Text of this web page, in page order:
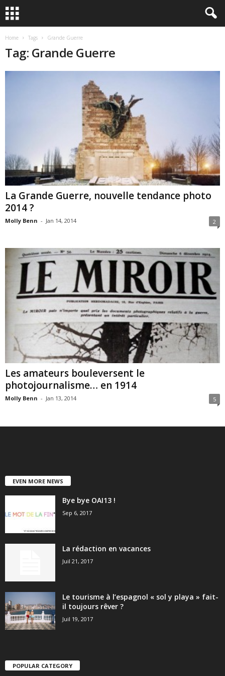
Home Tags Grande Guerre
Tag: Grande Guerre
La Grande Guerre, nouvelle tendance photo
2014 ?
Molly Benn - Jan 14, 2014 2
Les amateurs bouleversent le
photojournalisme… en 1914
Molly Benn - Jan 13, 2014 5
EVEN MORE NEWS
Bye bye OAI13 !
Sep 6, 2017
La rédaction en vacances
Juil 21, 2017
Le tourisme à l’espagnol « sol y playa » fait-
il toujours rêver ?
Juil 19, 2017
POPULAR CATEGORY